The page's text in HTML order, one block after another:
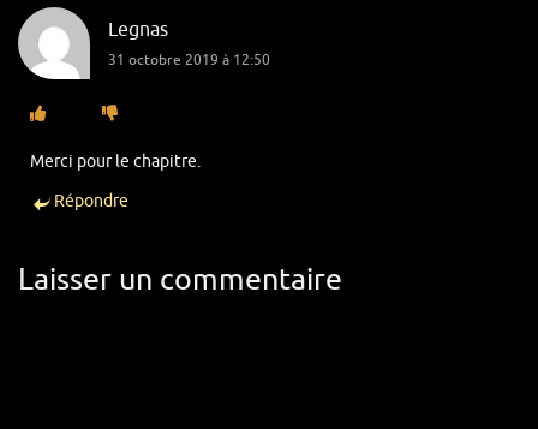
Legnas
31 octobre 2019 à 12:50
Merci pour le chapitre.
Répondre
Laisser un commentaire